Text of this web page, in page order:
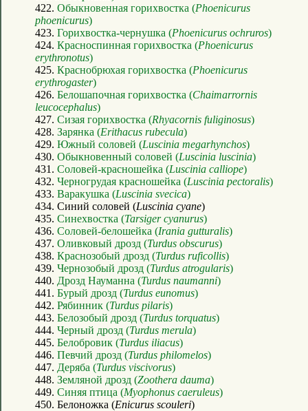
422. Обыкновенная горихвостка (Phoenicurus
phoenicurus)
423. Горихвостка-чернушка (Phoenicurus ochruros)
424. Красноспинная горихвостка (Phoenicurus
erythronotus)
425. Краснобрюхая горихвостка (Phoenicurus
erythrogaster)
426. Белошапочная горихвостка (Chaimarrornis
leucocephalus)
427. Сизая горихвостка (Rhyacornis fuliginosus)
428. Зарянка (Erithacus rubecula)
429. Южный соловей (Luscinia megarhynchos)
430. Обыкновенный соловей (Luscinia luscinia)
431. Соловей-красношейка (Luscinia calliope)
432. Черногрудая красношейка (Luscinia pectoralis)
433. Варакушка (Luscinia svecica)
434. Синий соловей (Luscinia cyane)
435. Синехвостка (Tarsiger cyanurus)
436. Соловей-белошейка (Irania gutturalis)
437. Оливковый дрозд (Turdus obscurus)
438. Краснозобый дрозд (Turdus ruficollis)
439. Чернозобый дрозд (Turdus atrogularis)
440. Дрозд Науманна (Turdus naumanni)
441. Бурый дрозд (Turdus eunomus)
442. Рябинник (Turdus pilaris)
443. Белозобый дрозд (Turdus torquatus)
444. Черный дрозд (Turdus merula)
445. Белобровик (Turdus iliacus)
446. Певчий дрозд (Turdus philomelos)
447. Деряба (Turdus viscivorus)
448. Земляной дрозд (Zoothera dauma)
449. Синяя птица (Myophonus caeruleus)
450. Белоножка (Enicurus scouleri)